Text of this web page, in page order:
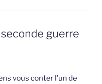
guerre
vous conter l’un de